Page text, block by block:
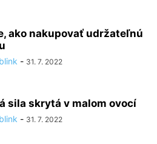
ako nakupovať udržateľnú
- 31. 7. 2022
sila skrytá v malom ovocí
- 31. 7. 2022